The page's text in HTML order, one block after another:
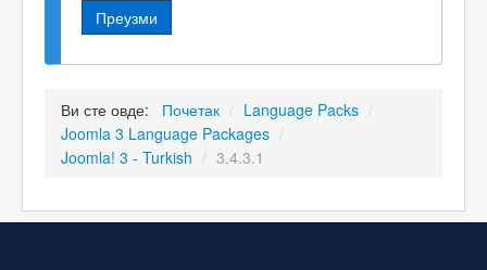
Преузми
Ви сте овде: Почетак / Language Packs /
Joomla 3 Language Packages /
Joomla! 3 - Turkish / 3.4.3.1